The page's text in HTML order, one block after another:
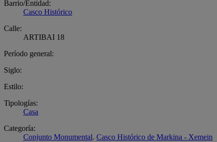
Barrio/Entidad:
Casco Histórico
Calle:
ARTIBAI 18
Período general:
Siglo:
Estilo:
Tipologías:
Casa
Categoría:
Conjunto Monumental. Casco Histórico de Markina - Xemein